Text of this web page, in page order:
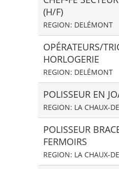
(H/F)
REGION: DELÉMONT
OPÉRATEURS/
HORLOGERIE
REGION: DELÉMONT
POLISSEUR EN
REGION: LA CHAUX-
POLISSEUR
FERMOIRS
REGION: LA CHAUX-